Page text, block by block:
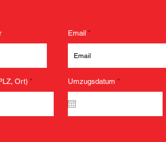
Ort)
Email
Umzugsdatum *
r